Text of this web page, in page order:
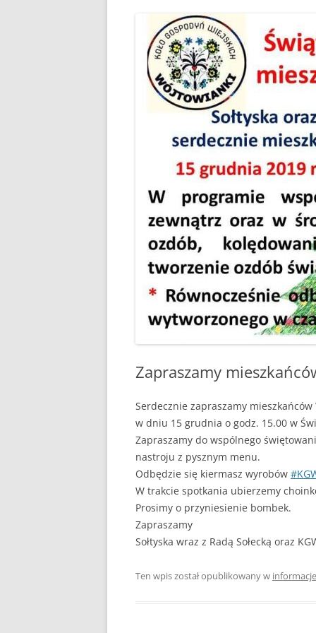
WYKAZ
ZAKŁAD USŁUG
SCHRONISKO W
Zapraszamy
Serdecznie zapraszamy
w dniu 15 grudnia o godz. 15.00 w
Zapraszamy do wspólnego
nastroju z pysznym menu.
Odbędzie się kiermasz wyrobów
W trakcie spotkania ubierzemy
Prosimy o przyniesienie bombek.
Zapraszamy
Sołtyska wraz z Radą Sołecką oraz
Ten wpis został opublikowany w informacje